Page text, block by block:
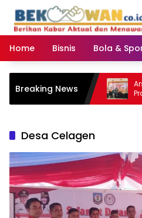
konten
Home
Bisnis Bola &
Breaking News
Kejari
Komitmen
Tuntas
Arsari
Pramuka
Sinergi
Desa Celagen